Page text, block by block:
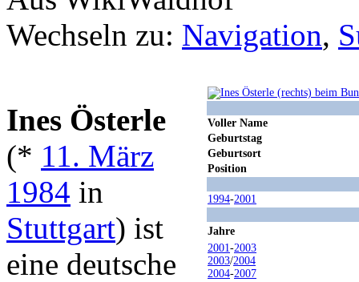
Wechseln zu: Navigation,
Voller Name
Geburtstag
Geburtsort
Position
1994-2001
Jahre
2001 -2003
2003/2004
2004-2007
Ines Österle
(* 11. März
1984 in
Stuttgart) ist
eine deutsche